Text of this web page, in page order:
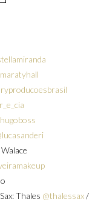
Thales @thalessax/